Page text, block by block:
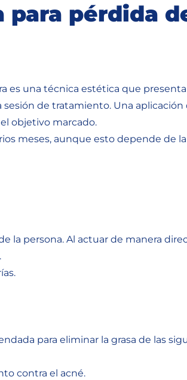
pérdida
es una técnica estética que
sesión de tratamiento. Una
objetivo marcado.
meses, aunque esto depende de
la persona. Al actuar de manera
para eliminar la grasa de las
contra el acné.